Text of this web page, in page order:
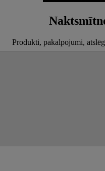
Produkti, pakalpojumi,